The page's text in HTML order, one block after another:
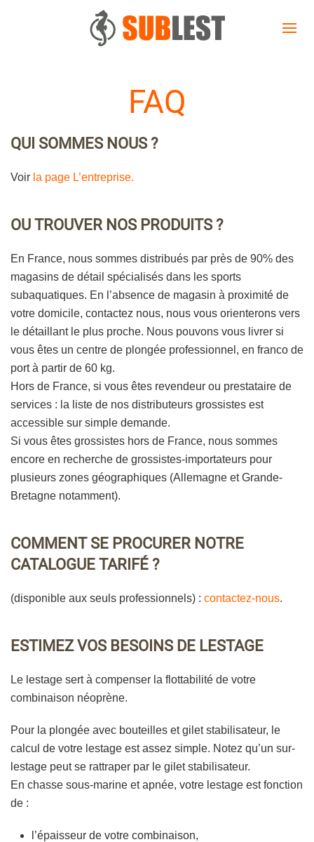
FAQ
QUI SOMMES NOUS ?
Voir la page L’entreprise.
OU TROUVER NOS PRODUITS ?
En France, nous sommes distribués par près de 90% des
magasins de détail spécialisés dans les sports
subaquatiques. En l’absence de magasin à proximité de
votre domicile, contactez nous, nous vous orienterons vers
le détaillant le plus proche. Nous pouvons vous livrer si
vous êtes un centre de plongée professionnel, en franco de
port à partir de 60 kg.
Hors de France, si vous êtes revendeur ou prestataire de
services : la liste de nos distributeurs grossistes est
accessible sur simple demande.
Si vous êtes grossistes hors de France, nous sommes
encore en recherche de grossistes-importateurs pour
plusieurs zones géographiques (Allemagne et Grande-
Bretagne notamment).
COMMENT SE PROCURER NOTRE
CATALOGUE TARIFÉ ?
(disponible aux seuls professionnels) : contactez-nous.
ESTIMEZ VOS BESOINS DE LESTAGE
Le lestage sert à compenser la flottabilité de votre
combinaison néoprène.
Pour la plongée avec bouteilles et gilet stabilisateur, le
calcul de votre lestage est assez simple. Notez qu’un sur-
lestage peut se rattraper par le gilet stabilisateur.
En chasse sous-marine et apnée, votre lestage est fonction
de :
l’épaisseur de votre combinaison,